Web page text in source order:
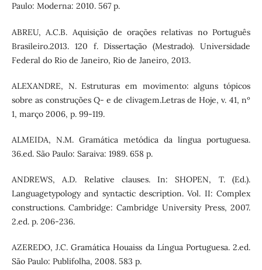
Paulo: Moderna: 2010. 567 p.
ABREU, A.C.B. Aquisição de orações relativas no Português
Brasileiro.2013. 120 f. Dissertação (Mestrado). Universidade
Federal do Rio de Janeiro, Rio de Janeiro, 2013.
ALEXANDRE, N. Estruturas em movimento: alguns tópicos
sobre as construções Q- e de clivagem.Letras de Hoje, v. 41, nº
1, março 2006, p. 99-119.
ALMEIDA, N.M. Gramática metódica da língua portuguesa.
36.ed. São Paulo: Saraiva: 1989. 658 p.
ANDREWS, A.D. Relative clauses. In: SHOPEN, T. (Ed.).
Languagetypology and syntactic description. Vol. II: Complex
constructions. Cambridge: Cambridge University Press, 2007.
2.ed. p. 206-236.
AZEREDO, J.C. Gramática Houaiss da Língua Portuguesa. 2.ed.
São Paulo: Publifolha, 2008. 583 p.